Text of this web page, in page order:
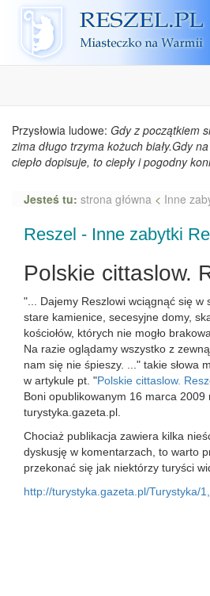
Reszel
Przysłowia ludowe: Gdy z początkiem
zima długo trzyma kożuch biały.Gdy
ciepło dopisuje, to ciepły i pogodny
Jesteś tu: strona główna < Inne
Reszel - Inne zabytki
Polskie cittaslow.
"... Dajemy Reszlowi wciągnąć się w
stare kamienice, secesyjne domy,
kościołów, których nie mogło
Na razie oglądamy wszystko z
nam się nie śpieszy. ..." takie słowa
w artykule pt. "Polskie cittaslow.
Boni opublikowanym 16 marca 2009
turystyka.gazeta.pl.
Chociaż publikacja zawiera kilka
dyskusję w komentarzach, to warto
przekonać się jak niektórzy turyści
http://turystyka.gazeta.pl/Turystyka/